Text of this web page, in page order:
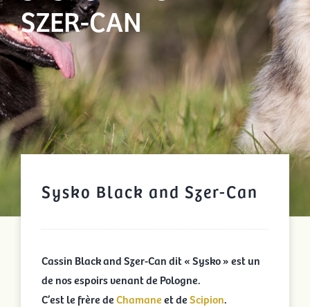
SZER-CAN
Sysko Black and Szer-Can
Cassin Black and Szer-Can dit « Sysko » est un
de nos espoirs venant de Pologne.
C’est le frère deChamaneet deScipion.